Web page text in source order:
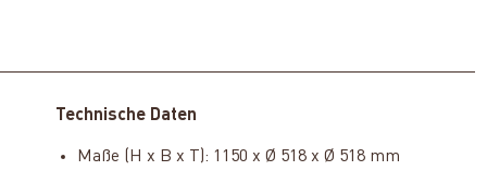
Technische Daten
Maße (H x B x T): 1150 x Ø 518 x Ø 518 mm